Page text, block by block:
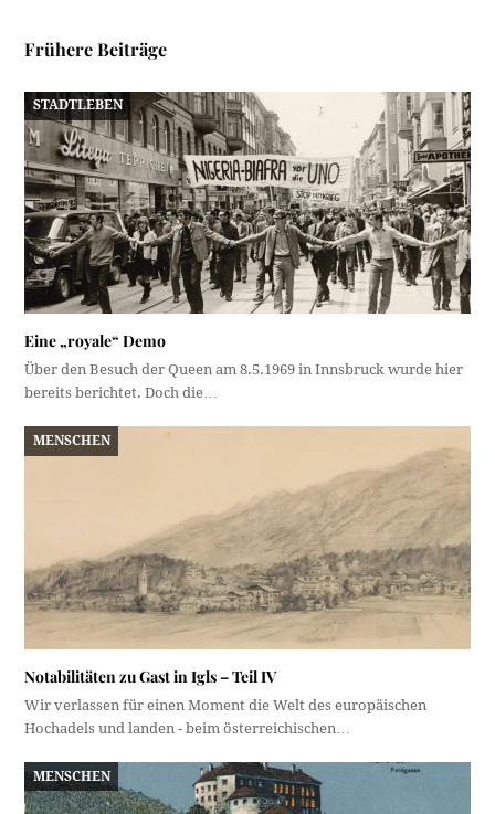
Frühere Beiträge
STADTLEBEN
Eine „royale“ Demo
Über den Besuch der Queen am 8.5.1969 in Innsbruck wurde hier
bereits berichtet. Doch die…
MENSCHEN
Notabilitäten zu Gast in Igls – Teil IV
Wir verlassen für einen Moment die Welt des europäischen
Hochadels und landen - beim österreichischen…
MENSCHEN